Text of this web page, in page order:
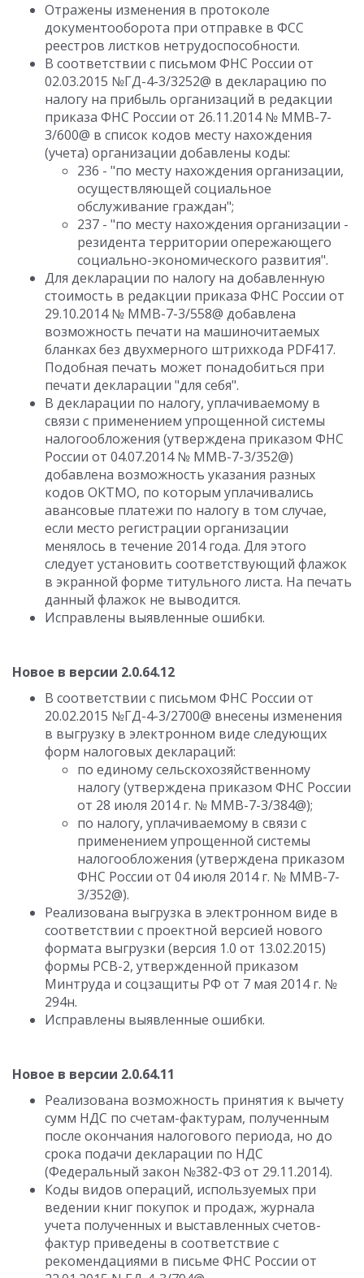
Отражены изменения в протоколе
документооборота при отправке в ФСС
реестров листков нетрудоспособности.
В соответствии с письмом ФНС России от
02.03.2015 №ГД-4-3/3252@ в декларацию по
налогу на прибыль организаций в редакции
приказа ФНС России от 26.11.2014 № ММВ-7-
3/600@ в список кодов месту нахождения
(учета) организации добавлены коды:
236 - "по месту нахождения организации,
осуществляющей социальное
обслуживание граждан";
237 - "по месту нахождения организации -
резидента территории опережающего
социально-экономического развития".
Для декларации по налогу на добавленную
стоимость в редакции приказа ФНС России от
29.10.2014 № ММВ-7-3/558@ добавлена
возможность печати на машиночитаемых
бланках без двухмерного штрихкода PDF417.
Подобная печать может понадобиться при
печати декларации "для себя".
В декларации по налогу, уплачиваемому в
связи с применением упрощенной системы
налогообложения (утверждена приказом ФНС
России от 04.07.2014 № ММВ-7-3/352@)
добавлена возможность указания разных
кодов ОКТМО, по которым уплачивались
авансовые платежи по налогу в том случае,
если место регистрации организации
менялось в течение 2014 года. Для этого
следует установить соответствующий флажок
в экранной форме титульного листа. На печать
данный флажок не выводится.
Исправлены выявленные ошибки.
Новое в версии 2.0.64.12
В соответствии с письмом ФНС России от
20.02.2015 №ГД-4-3/2700@ внесены изменения
в выгрузку в электронном виде следующих
форм налоговых деклараций:
по единому сельскохозяйственному
налогу (утверждена приказом ФНС России
от 28 июля 2014 г. № ММВ-7-3/384@);
по налогу, уплачиваемому в связи с
применением упрощенной системы
налогообложения (утверждена приказом
ФНС России от 04 июля 2014 г. № ММВ-7-
3/352@).
Реализована выгрузка в электронном виде в
соответствии с проектной версией нового
формата выгрузки (версия 1.0 от 13.02.2015)
формы РСВ-2, утвержденной приказом
Минтруда и соцзащиты РФ от 7 мая 2014 г. №
294н.
Исправлены выявленные ошибки.
Новое в версии 2.0.64.11
Реализована возможность принятия к вычету
сумм НДС по счетам-фактурам, полученным
после окончания налогового периода, но до
срока подачи декларации по НДС
(Федеральный закон №382-ФЗ от 29.11.2014).
Коды видов операций, используемых при
ведении книг покупок и продаж, журнала
учета полученных и выставленных счетов-
фактур приведены в соответствие с
рекомендациями в письме ФНС России от